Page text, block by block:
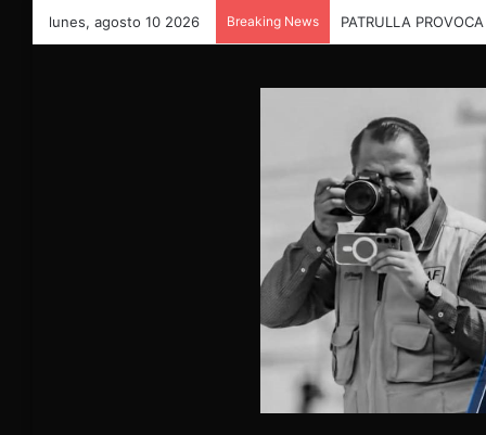
lunes, agosto 10 2026 Breaking News